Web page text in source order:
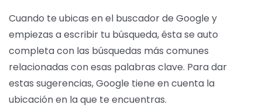
Cuando te ubicas en el buscador de Google y
empiezas a escribir tu búsqueda, ésta se auto
completa con las búsquedas más comunes
relacionadas con esas palabras clave. Para dar
estas sugerencias, Google tiene en cuenta la
ubicación en la que te encuentras.